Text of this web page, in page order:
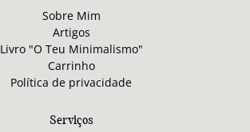
Sobre Mim
Artigos
Livro "O Teu Minimalismo"
Carrinho
Política de privacidade
Serviços